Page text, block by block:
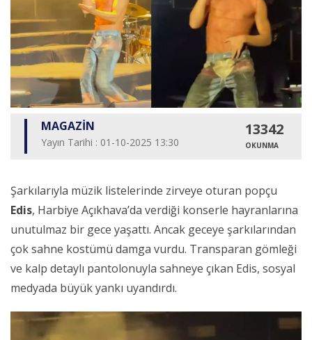
MAGAZİN
Yayın Tarihi : 01-10-2025 13:30
13342
OKUNMA
Şarkılarıyla müzik listelerinde zirveye oturan popçu
Edis, Harbiye Açıkhava’da verdiği konserle hayranlarına
unutulmaz bir gece yaşattı. Ancak geceye şarkılarından
çok sahne kostümü damga vurdu. Transparan gömleği
ve kalp detaylı pantolonuyla sahneye çıkan Edis, sosyal
medyada büyük yankı uyandırdı.